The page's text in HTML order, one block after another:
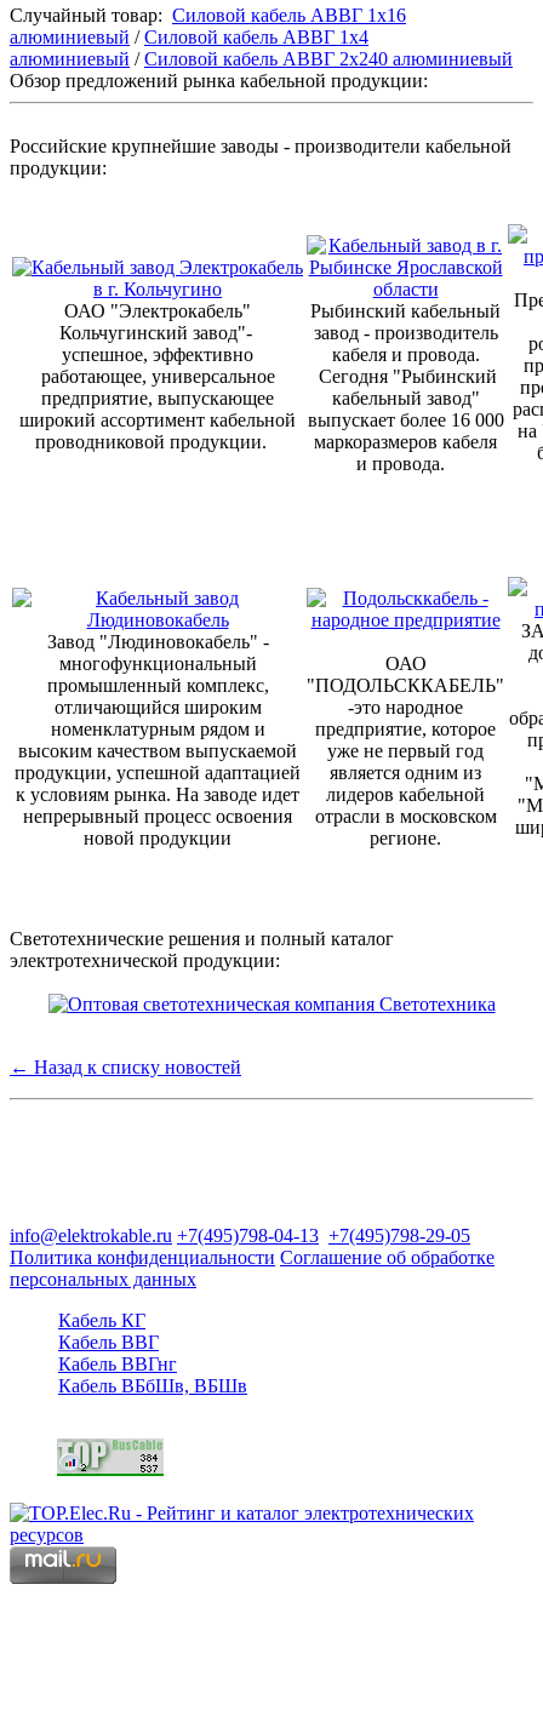
Случайный товар: Силовой кабель АВВГ 1х16
алюминиевый /Силовой кабель АВВГ 1х4
алюминиевый /Силовой кабель АВВГ 2х240 алюминиевый
Обзор предложений рынка кабельной продукции:
Российские крупнейшие заводы - производители кабельной
продукции:
ОАО "Электрокабель"
Кольчугинский завод"-
успешное, эффективно
работающее, универсальное
предприятие, выпускающее
широкий ассортимент кабельной
проводниковой продукции.
Рыбинский кабельный
завод - производитель
кабеля и провода.
Сегодня "Рыбинский
кабельный завод"
выпускает более 16 000
маркоразмеров кабеля
и провода.
на
Завод "Людиновокабель" -
многофункциональный
промышленный комплекс,
отличающийся широким
номенклатурным рядом и
высоким качеством выпускаемой
продукции, успешной адаптацией
к условиям рынка. На заводе идет
непрерывный процесс освоения
новой продукции
ОАО
"ПОДОЛЬСККАБЕЛЬ"
-это народное
предприятие, которое
уже не первый год
является одним из
лидеров кабельной
отрасли в московском
регионе.
Светотехнические решения и полный каталог
электротехнической продукции:
← Назад к списку новостей
info@elektrokable.ru +7(495)798-04-13 +7(495)798-29-05
Политика конфиденциальности Соглашение об обработке
персональных данных
Кабель КГ
Кабель ВВГ
Кабель ВВГнг
Кабель ВБбШв, ВБШв